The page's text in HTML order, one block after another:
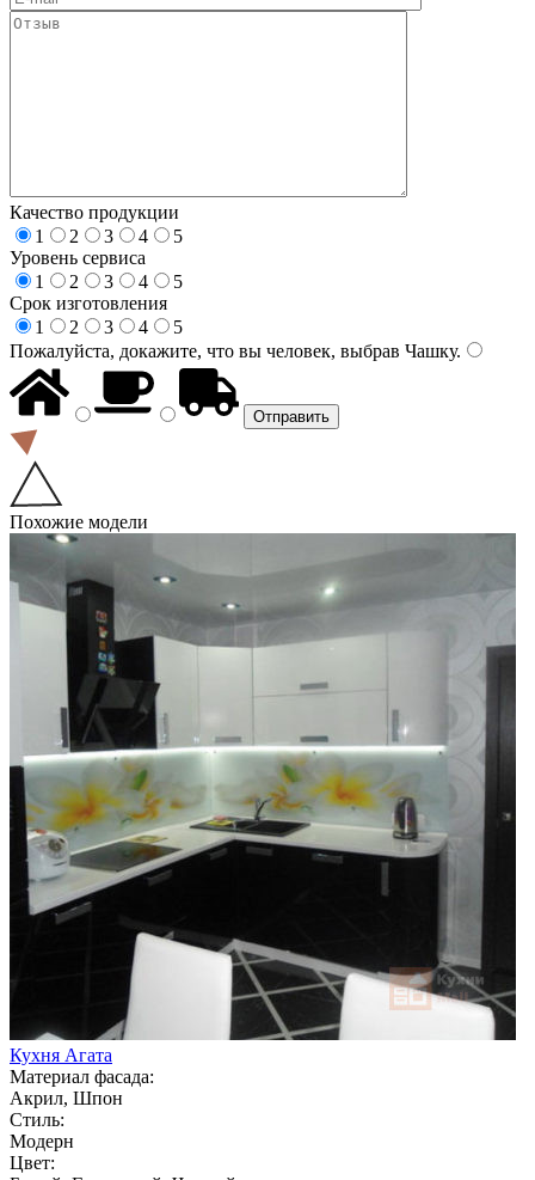
Качество продукции
1
2 3 4
5
Уровень сервиса
1
2 3 4
5
Срок изготовления
1
2 3 4
5
Пожалуйста, докажите, что вы человек, выбрав Чашку.
Похожие модели
Кухня Агата
Материал фасада:
Акрил, Шпон
Стиль:
Модерн
Цвет: